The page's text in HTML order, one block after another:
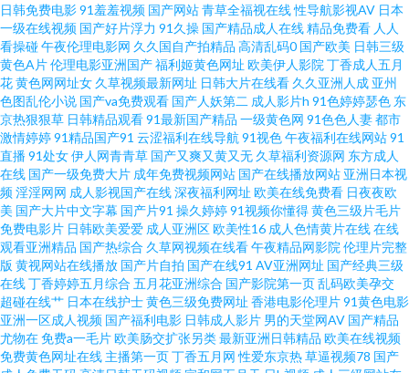
公司 国自产拍在线观看播放 亚洲高清无专砖区 国产偷国产偷亚 无人在线观
看免 国产乱码一卡二卡三卡 婷热九九欧美 国产馆在线视频免费 日韩一卡2卡
3卡4卡乱码网站导航 成人免费毛片在线麻豆 人人爱干 99热7 欧美日韩国产精
品选 91白虎自女生慰黑丝 免费午夜福利片在线 在线天堂资源WWW在线污
久久人妻丝袜一区二区 亞洲歐美日韓在線一區 好妈妈1中文2019在线观看 亚
洲欧美日韩国产一区 国产在线精品美女观看 www91av资源网 日本高清一二
三区视频在线 wwwsss色 欧美一区人人91 97电影福利网 欧美人伦禁忌dvd
91豆花视频在线看 免费日本电视剧 在线日本高 久久综合国产伦海角 一区二
日韩免费电影91羞羞视频 国产网站青草全福视在线性导航影视AV 日本
一级在线视频 国产好片浮力 91久操 国产精品成人在线精品免费看 人人
看操碰午夜伦理电影网 久久国自产拍精品 高清乱码0 国产欧美 日韩三级
黄色A片伦理电影亚洲国产福利姬黄色网址 欧美伊人影院 丁香成人五月
花黄色网网址女 久草视频最新网址 日韩大片在线看 久久亚洲人成 亚州
色图乱伦小说 国产va免费观看 国产人妖第二 成人影片h 91色婷婷瑟色 东
京热狠狠草 日韩精品观看91最新国产精品 一级黄色网 91色色人妻都市
激情婷婷91精品国产91 云涩福利在线导航 91视色午夜福利在线网站91
直播91处女伊人网青青草 国产又爽又黄又无 久草福利资源网 东方成人
在线 国产一级免费大片 成年免费视频网站 国产在线播放网站 亚洲日本视
频淫淫网网 成人影视国产在线深夜福利网址 欧美在线免费看 日夜夜欧
美 国产大片中文字幕 国产片91 操久婷婷91视频你懂得黄色三级片毛片
免费电影片 日韩欧美爱爱 成人亚洲区欧美性16 成人色情黄片在线在线
观看亚洲精品 国产热综合 久草网视频在线看午夜精品网影院 伦理片完整
版 黄视网站在线播放 国产片自拍 国产在线91 AV亚洲网址 国产经典三级
在线丁香婷婷五月综合 五月花亚洲综合 国产影院第一页乱码欧美孕交
超碰在线艹 日本在线护士黄色三级免费网址 香港电影伦理片91黄色电影
亚洲一区成人视频 国产福利电影 日韩成人影片 男的天堂网AV 国产精品
尤物在免费a一毛片欧美肠交扩张另类最新亚洲日韩精品 欧美在线视频
免费黄色网址在线 主播第一页丁香五月网 性爱东京热草逼视频78 国产